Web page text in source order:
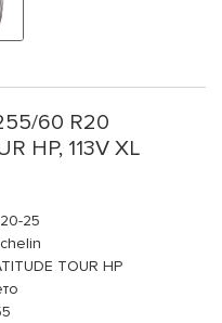
60 R20
HP, 113V XL
25
TOUR HP